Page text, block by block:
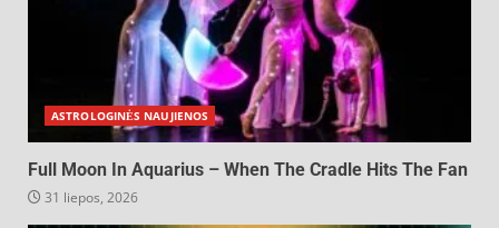
ASTROLOGINĖS NAUJIENOS
Full Moon In Aquarius – When The Cradle Hits The Fan
31 liepos, 2026